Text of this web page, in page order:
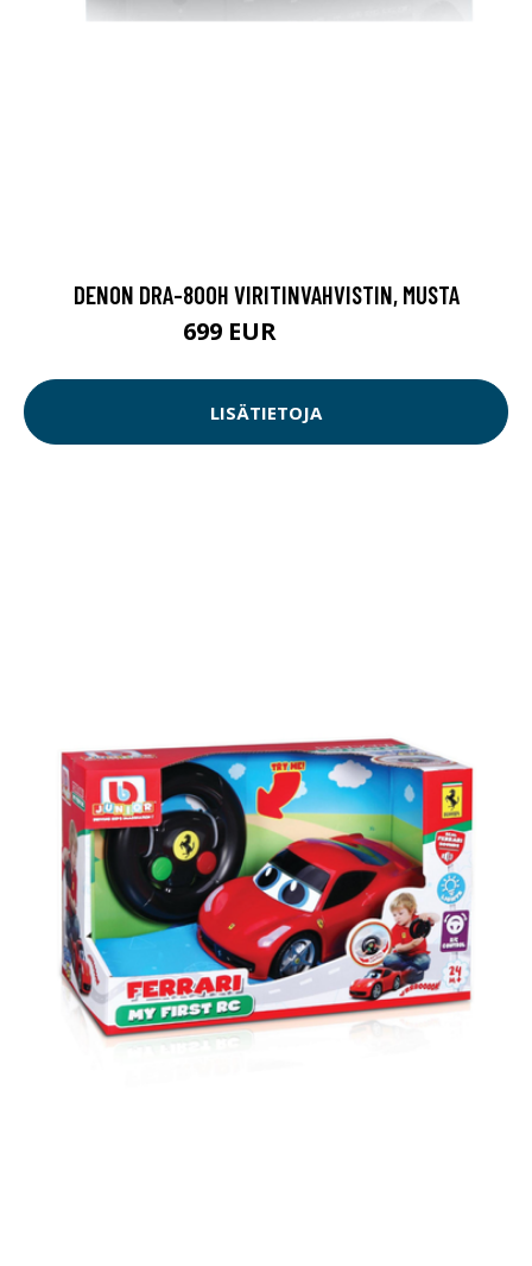
DENON DRA-800H VIRITINVAHVISTIN, MUSTA
699 EUR
LISÄTIETOJA